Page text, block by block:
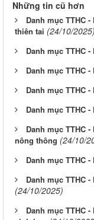
Những tin cũ hơn
Danh mục TTHC
thiên tai (24/10/2025)
Danh mục TTHC
Danh mục TTHC
Danh mục TTHC
Danh mục TTHC
Danh mục TTHC
nông thông (24/10/
Danh mục TTHC
Danh mục TTHC
(24/10/2025)
Danh mục TTHC